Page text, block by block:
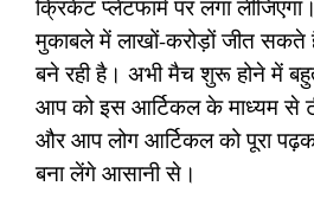
क्रिकेट प्लेटफार्म पर लगा
मुकाबले में लाखों-करोड़ों जीत
बने रही है। अभी मैच शुरू होने में
आप को इस आर्टिकल के माध्यम से
और आप लोग आर्टिकल को पूरा
बना लेंगे आसानी से।